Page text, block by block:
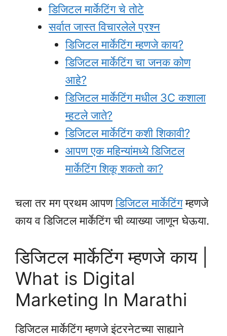
डिजिटल मार्केटिंग चे तोटे
सर्वात जास्त विचारलेले प्रश्न
डिजिटल मार्केटिंग म्हणजे काय?
डिजिटल मार्केटिंग चा जनक कोण
आहे?
डिजिटल मार्केटिंग मधील 3C कशाला
म्हटले जाते?
डिजिटल मार्केटिंग कशी शिकावी?
आपण एक महिन्यांमध्ये डिजिटल
मार्केटिंग शिकू शकतो का?
चला तर मग प्रथम आपणडिजिटल मार्केटिंगम्हणजे
काय व डिजिटल मार्केटिंग ची व्याख्या जाणून घेऊया.
डिजिटल मार्केटिंग म्हणजे काय |
What is Digital
Marketing In Marathi
डिजिटल मार्केटिंग म्हणजे इंटरनेटच्या साह्याने